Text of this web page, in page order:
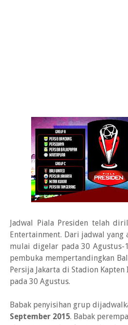
Jadwal Piala Presiden telah
Entertainment. Dari jadwal yang
mulai digelar pada 30 Agustus-
pembuka mempertandingkan
Persija Jakarta di Stadion Kapten
pada 30 Agustus.
Babak penyisihan grup
September 2015. Babak